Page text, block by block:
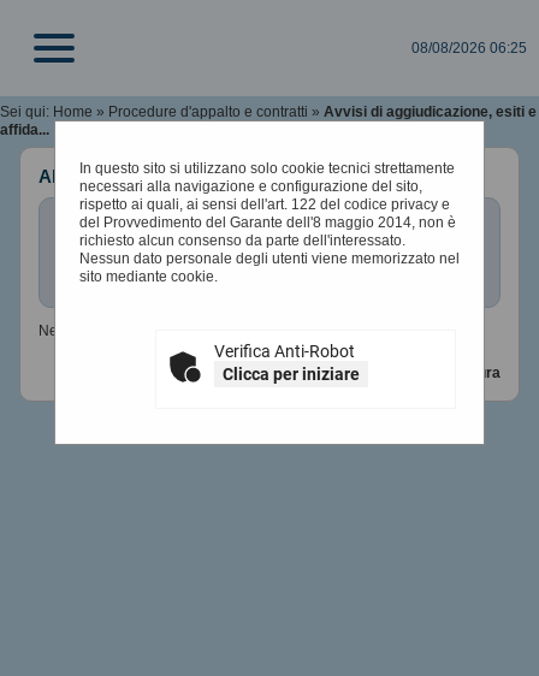
08/08/2026 06:25
Sei qui: Home » Procedure d'appalto e contratti » Avvisi di aggiudicazione, esiti e
affida...
In questo sito si utilizzano solo cookie tecnici strettamente
necessari alla navigazione e configurazione del sito,
rispetto ai quali, ai sensi dell'art. 122 del codice privacy e
del Provvedimento del Garante dell'8 maggio 2014, non è
richiesto alcun consenso da parte dell'interessato.
Nessun dato personale degli utenti viene memorizzato nel
sito mediante cookie.
Verifica Anti-Robot
Clicca per iniziare
Altri atti e documenti
Di seguito viene presentata la lista degli eventuali
documenti e atti previsti ai fini della trasparenza.
Nessun documento
Torna alla procedura